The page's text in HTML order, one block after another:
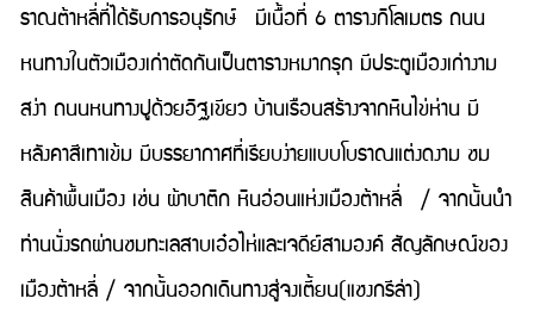
ราณต้าหลี่ที่ได้รับการอนุรักษ์ มีเนื้อที่ 6 ตารางกิโลเมตร ถนน
หนทางในตัวเมืองเก่าตัดกันเป็นตารางหมากรุก มีประตูเมืองเก่างาม
สง่า ถนนหนทางปูด้วยอิฐเขียว บ้านเรือนสร้างจากหินไข่ห่าน มี
หลังคาสีเทาเข้ม มีบรรยากาศที่เรียบง่ายแบบโบราณแต่งดงาม ชม
สินค้าพื้นเมือง เช่น ผ้าบาติก หินอ่อนแห่งเมืองต้าหลี่ / จากนั้นนำ
ท่านนั่งรถผ่านชมทะเลสาบเอ๋อไห่และเจดีย์สามองค์ สัญลักษณ์ของ
เมืองต้าหลี่ / จากนั้นออกเดินทางสู่จงเตี้ยน(แชงกรีล่า)